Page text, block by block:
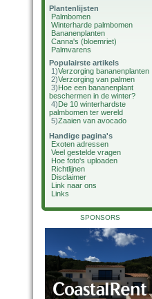
Plantenlijsten
Palmbomen
Winterharde palmbomen
Bananenplanten
Canna's (bloemriet)
Palmvarens
Populairste artikels
1)Verzorging bananenplanten
2)Verzorging van palmen
3)Hoe een bananenplant
beschermen in de winter?
4)De 10 winterhardste
palmbomen ter wereld
5)Zaaien van avocado
Handige pagina's
Exoten adressen
Veel gestelde vragen
Hoe foto's uploaden
Richtlijnen
Disclaimer
Link naar ons
Links
SPONSORS